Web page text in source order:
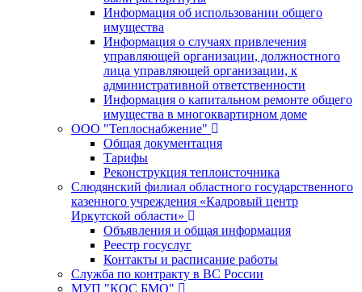
Информация об использовании общего
имущества
Информация о случаях привлечения
управляющей организации, должностного
лица управляющей организации, к
административной ответственности
Информация о капитальном ремонте общего
имущества в многоквартирном доме
ООО "Теплоснабжение"
Общая документация
Тарифы
Реконструкция теплоисточника
Слюдянский филиал областного государственного
казенного учреждения «Кадровый центр
Иркутской области»
Объявления и общая информация
Реестр госуслуг
Контакты и расписание работы
Служба по контракту в ВС России
МУП "КОС БМО"